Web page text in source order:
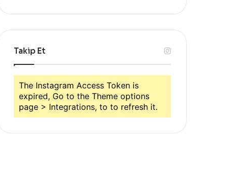
Takip Et
The Instagram Access Token is
expired, Go to the Theme options
page > Integrations, to to refresh it.